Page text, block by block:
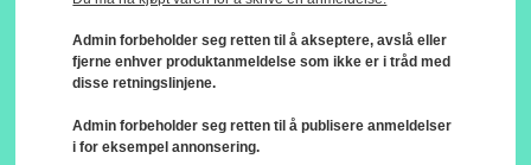
Admin forbeholder seg retten til å akseptere, avslå eller
fjerne enhver produktanmeldelse som ikke er i tråd med
disse retningslinjene.
Admin forbeholder seg retten til å publisere anmeldelser
i for eksempel annonsering.